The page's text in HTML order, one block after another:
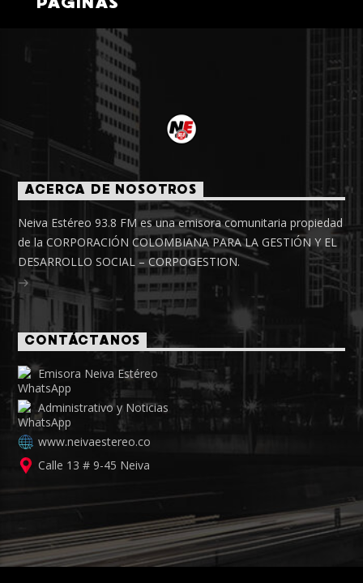
ACERCA DE NOSOTROS
Neiva Estéreo 93.8 FM es una emisora comunitaria propiedad
de la CORPORACIÓN COLOMBIANA PARA LA GESTIÓN Y EL
DESARROLLO SOCIAL – CORPOGESTION.
CONTÁCTANOS
Emisora Neiva Estéreo
Administrativo y Noticias
www.neivaestereo.co
Calle 13 # 9-45 Neiva